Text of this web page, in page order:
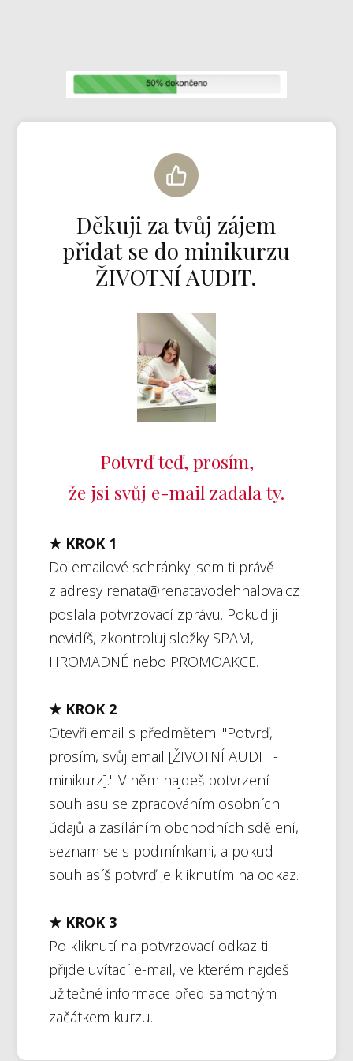
Děkuji za tvůj zájem
přidat se do minikurzu
ŽIVOTNÍ AUDIT.
Potvrď teď, prosím,
že jsi svůj e-mail zadala ty.
★ KROK 1
Do emailové schránky jsem ti právě
z adresy renata@renatavodehnalova.cz
poslala potvrzovací zprávu. Pokud ji
nevidíš, zkontroluj složky SPAM,
HROMADNÉ nebo PROMOAKCE.
★ KROK 2
Otevři email s předmětem: "Potvrď,
prosím, svůj email [ŽIVOTNÍ AUDIT -
minikurz]." V něm najdeš potvrzení
souhlasu se zpracováním osobních
údajů a zasíláním obchodních sdělení,
seznam se s podmínkami, a pokud
souhlasíš potvrď je kliknutím na odkaz.
★ KROK 3
Po kliknutí na potvrzovací odkaz ti
přijde uvítací e-mail, ve kterém najdeš
užitečné informace před samotným
začátkem kurzu.